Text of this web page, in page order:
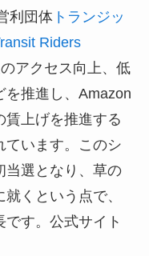
利団体トランジッ
Riders
アクセス向上、低
を推進し、Amazon
賃上げを推進する
ています。このシ
当選となり、草の
くという点で、
す。公式サイト